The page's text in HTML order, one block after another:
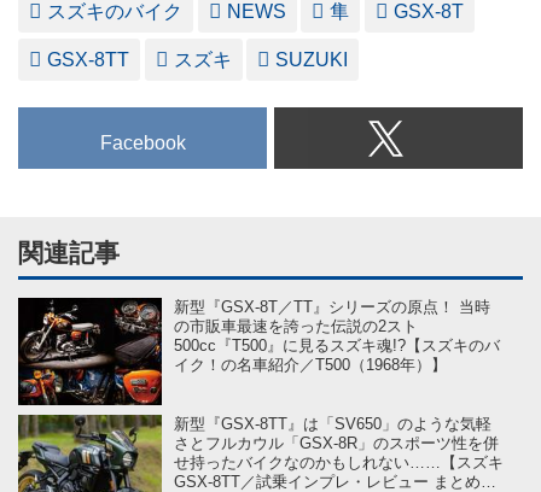
スズキのバイク NEWS 隼 GSX-8T
GSX-8TT スズキ SUZUKI
Facebook
関連記事
新型『GSX-8T／TT』シリーズの原点！ 当時
の市販車最速を誇った伝説の2スト
500cc『T500』に見るスズキ魂!?【スズキのバ
イク！の名車紹介／T500（1968年）】
新型『GSX-8TT』は「SV650」のような気軽
さとフルカウル「GSX-8R」のスポーツ性を併
せ持ったバイクなのかもしれない……【スズキ
GSX-8TT／試乗インプレ・レビュー まとめ